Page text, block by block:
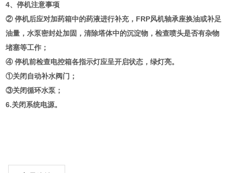
4、停机注意事项
② 停机后应对加药箱中的药液进行补充，FRP风机轴承座换油或补足
油量，水泵密封处加固，清除塔体中的沉淀物，检查喷头是否有杂物
堵塞等工作；
④ 停机前检查电控箱各指示灯应呈开启状态，绿灯亮。
①关闭自动补水阀门；
③关闭循环水泵；
6.关闭系统电源。